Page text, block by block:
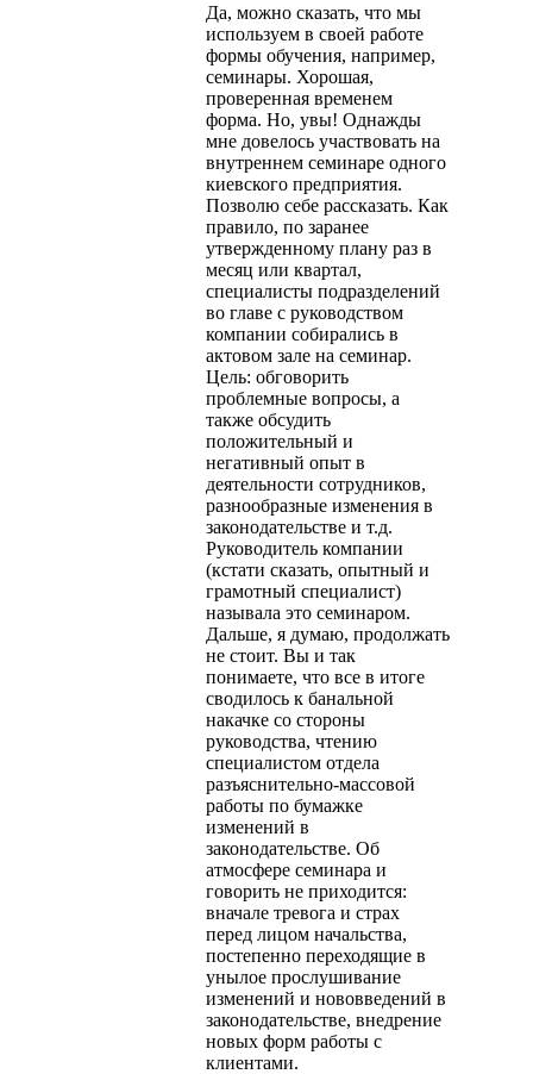
Да, можно сказать, что мы
используем в своей работе
формы обучения, например,
семинары. Хорошая,
проверенная временем
форма. Но, увы! Однажды
мне довелось участвовать на
внутреннем семинаре одного
киевского предприятия.
Позволю себе рассказать. Как
правило, по заранее
утвержденному плану раз в
месяц или квартал,
специалисты подразделений
во главе с руководством
компании собирались в
актовом зале на семинар.
Цель: обговорить
проблемные вопросы, а
также обсудить
положительный и
негативный опыт в
деятельности сотрудников,
разнообразные изменения в
законодательстве и т.д.
Руководитель компании
(кстати сказать, опытный и
грамотный специалист)
называла это семинаром.
Дальше, я думаю, продолжать
не стоит. Вы и так
понимаете, что все в итоге
сводилось к банальной
накачке со стороны
руководства, чтению
специалистом отдела
разъяснительно-массовой
работы по бумажке
изменений в
законодательстве. Об
атмосфере семинара и
говорить не приходится:
вначале тревога и страх
перед лицом начальства,
постепенно переходящие в
унылое прослушивание
изменений и нововведений в
законодательстве, внедрение
новых форм работы с
клиентами.